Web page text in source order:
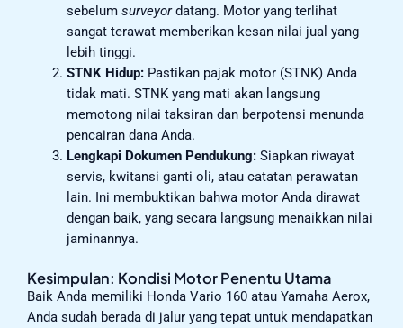
sebelum surveyordatang. Motor yang terlihat
sangat terawat memberikan kesan nilai jual yang
lebih tinggi.
STNK Hidup:Pastikan pajak motor (STNK) Anda
tidak mati. STNK yang mati akan langsung
memotong nilai taksiran dan berpotensi menunda
pencairan dana Anda.
Lengkapi Dokumen Pendukung:Siapkan riwayat
servis, kwitansi ganti oli, atau catatan perawatan
lain. Ini membuktikan bahwa motor Anda dirawat
dengan baik, yang secara langsung menaikkan nilai
jaminannya.
Kesimpulan: Kondisi Motor Penentu Utama
Baik Anda memiliki Honda Vario 160 atau Yamaha Aerox,
Anda sudah berada di jalur yang tepat untuk mendapatkan